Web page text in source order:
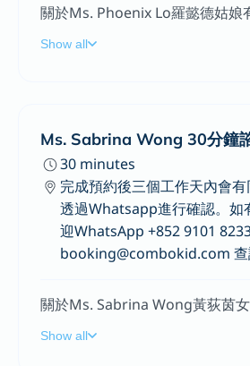
Show all
Ms. Sabrina Wong 30分鐘
30 minutes
完成預約後三個工作天內會
透過Whatsapp進行確認。如
迎WhatsApp +852 9101
booking@combokid.com 查
Show all